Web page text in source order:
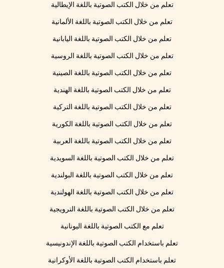
تعلم من خلال الكتب الصوتية باللغة الإيطالية
تعلم من خلال الكتب الصوتية باللغة الألمانية
تعلم من خلال الكتب الصوتية باللغة اليابانية
تعلم من خلال الكتب الصوتية باللغة الروسية
تعلم من خلال الكتب الصوتية باللغة الصينية
تعلم من خلال الكتب الصوتية باللغة الهندية
تعلم من خلال الكتب الصوتية باللغة التركية
تعلم من خلال الكتب الصوتية باللغة الكورية
تعلم من خلال الكتب الصوتية باللغة العربية
تعلم من خلال الكتب الصوتية باللغة السويدية
تعلم من خلال الكتب الصوتية باللغة البولندية
تعلم من خلال الكتب الصوتية باللغة الهولندية
تعلم من خلال الكتب الصوتية باللغة النرويجية
تعلم مع الكتب الصوتية باللغة اليونانية
تعلم باستخدام الكتب الصوتية باللغة الإندونيسية
تعلم باستخدام الكتب الصوتية باللغة الأوكرانية